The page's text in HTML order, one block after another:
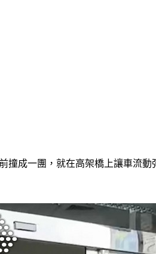
撞成一團，就在高架橋上讓車流